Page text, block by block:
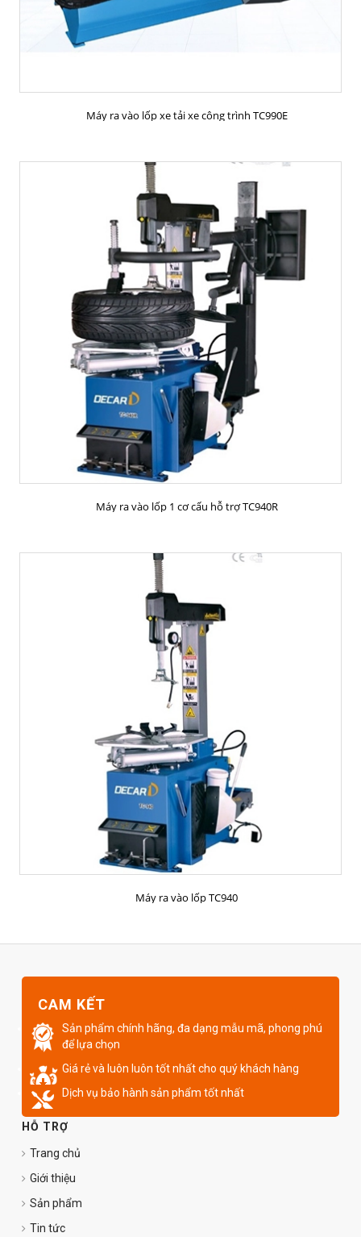
MUA HÀNG
Máy ra vào lốp xe tải xe công trình TC990E
MUA HÀNG
Máy ra vào lốp 1 cơ cấu hỗ trợ TC940R
MUA HÀNG
Máy ra vào lốp TC940
CAM KẾT
Sản phẩm chính hãng, đa dạng mẫu mã, phong phú
để lựa chọn
Giá rẻ và luôn luôn tốt nhất cho quý khách hàng
Dịch vụ bảo hành sản phẩm tốt nhất
HỖ TRỢ
Trang chủ
Giới thiệu
Sản phẩm
Tin tức